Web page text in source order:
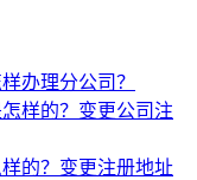
办理分公司？
样的？变更公司注
的？变更注册地址